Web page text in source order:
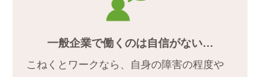
一般企業で働くのは自信がない…
こねくとワークなら、自身の障害の程度や